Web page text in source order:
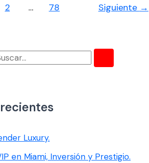
2 … 78 Siguiente →
Luxury.
en Miami, Inversión y Prestigio.